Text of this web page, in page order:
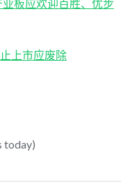
板应欢迎百胜、优步
上市应废除
today)